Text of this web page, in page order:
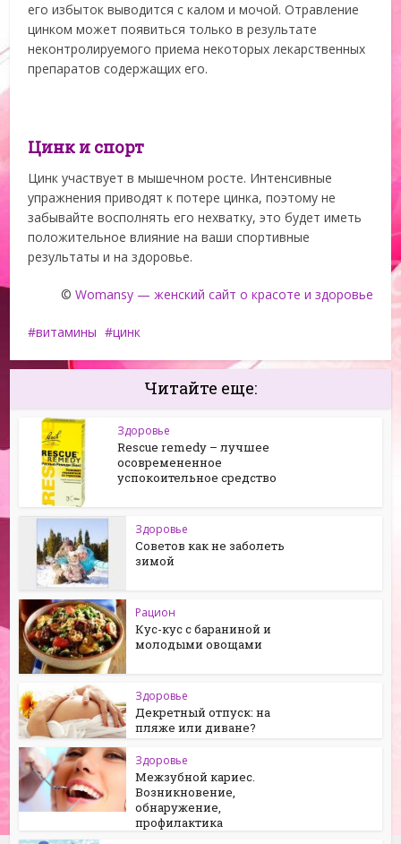
его избыток выводится с калом и мочой. Отравление
цинком может появиться только в результате
неконтролируемого приема некоторых лекарственных
препаратов содержащих его.
Цинк и спорт
Цинк участвует в мышечном росте. Интенсивные
упражнения приводят к потере цинка, поэтому не
забывайте восполнять его нехватку, это будет иметь
положительное влияние на ваши спортивные
результаты и на здоровье.
© Womansy — женский сайт о красоте и здоровье
витамины цинк
Читайте еще:
Здоровье
Rescue remedy – лучшее
осовремененное
успокоительное средство
Здоровье
Советов как не заболеть
зимой
Рацион
Кус-кус с бараниной и
молодыми овощами
Здоровье
Декретный отпуск: на
пляже или диване?
Здоровье
Межзубной кариес.
Возникновение,
обнаружение,
профилактика